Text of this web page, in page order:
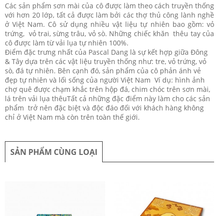
Các sản phẩm sơn mài của cô được làm theo cách truyền thống
với hơn 20 lớp, tất cả được làm bởi các thợ thủ công lành nghề
ở Việt Nam. Cô sử dụng nhiều vật liệu tự nhiên bao gồm: vỏ
trứng, vỏ trai, sừng trâu, vỏ sò. Những chiếc khăn thêu tay của
cô được làm từ vải lụa tự nhiên 100%.
Điểm đặc trưng nhất của Pascal Dang là sự kết hợp giữa Đông
& Tây dựa trên các vật liệu truyền thống như: tre, vỏ trứng, vỏ
sò, đá tự nhiên. Bên cạnh đó, sản phẩm của cô phản ánh vẻ
đẹp tự nhiên và lối sống của người Việt Nam Ví dụ: hình ảnh
chợ quê được chạm khắc trên hộp đá, chim chóc trên sơn mài,
lá trên vải lụa thêuTất cả những đặc điểm này làm cho các sản
phẩm trở nên đặc biệt và độc đáo đối với khách hàng không
chỉ ở Việt Nam mà còn trên toàn thế giới.
SẢN PHẨM CÙNG LOẠI